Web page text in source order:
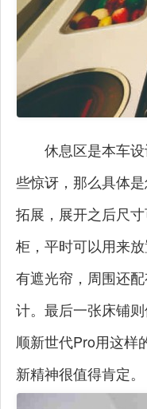
休息区是本车
些惊讶，那么具体
拓展，展开之后尺
柜，平时可以用来
有遮光帘，周围还
计。最后一张床铺
顺新世代Pro用这样
新精神很值得肯定。